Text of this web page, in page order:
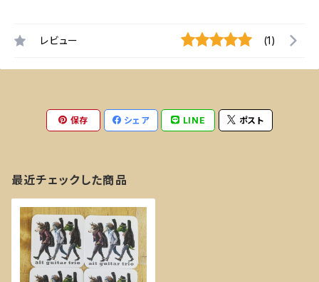
レビュー (1)
保存 シェア LINE ポスト
最近チェックした商品